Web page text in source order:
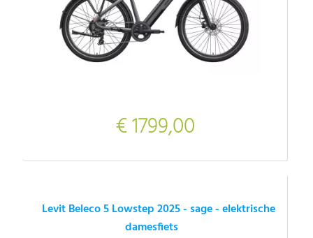
€ 1799,00
Levit Beleco 5 Lowstep 2025 - sage - elektrische
damesfiets